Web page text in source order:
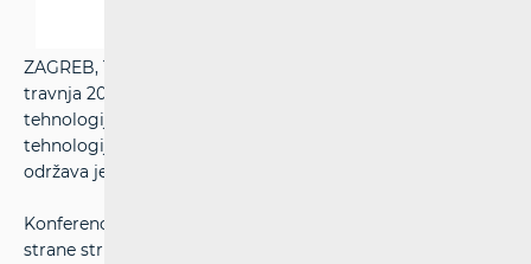
ZAGREB, 18. ožujka 2025. - U Zagrebu će se u utorak, 15.
travnja 2025., održati HAKOM-ova konferencija "Dan novih
tehnologija". Riječ je o konferenciji u čijem su fokusu
tehnologije i njihova primjena, a koja se od 2018. godine
održava jednom godišnje.
Konferencija će, kao i ranijih godina, okupiti domaće i
strane stručnjake, a bavit će se mogućnostima primjene